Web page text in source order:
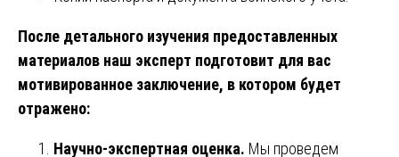
После детального изучения предоставленных
материалов наш эксперт подготовит для вас
мотивированное заключение, в котором будет
отражено:
Научно-экспертная оценка. Мы проведем